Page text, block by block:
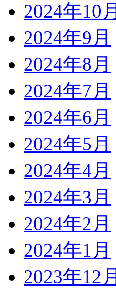
2024年10月
2024年9月
2024年8月
2024年7月
2024年6月
2024年5月
2024年4月
2024年3月
2024年2月
2024年1月
2023年12月